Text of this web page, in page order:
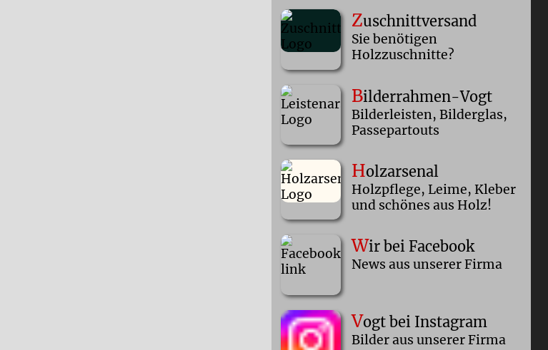
Zuschnittversand
Sie benötigen
Holzzuschnitte?
Bilderrahmen-Vogt
Bilderleisten, Bilderglas,
Passepartouts
Holzarsenal
Holzpflege, Leime, Kleber
und schönes aus Holz!
Wir bei Facebook
News aus unserer Firma
Vogt bei Instagram
Bilder aus unserer Firma